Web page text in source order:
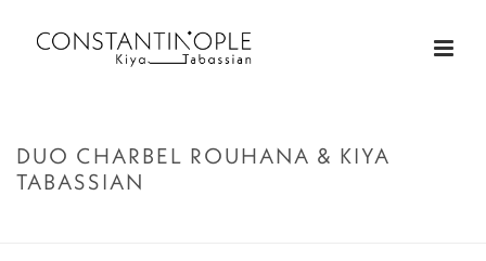
DUO CHARBEL ROUHANA & KIYA
TABASSIAN